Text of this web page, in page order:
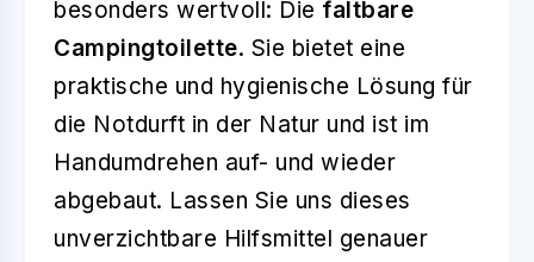
besonders wertvoll: Die faltbare
Campingtoilette. Sie bietet eine
praktische und hygienische Lösung für
die Notdurft in der Natur und ist im
Handumdrehen auf- und wieder
abgebaut. Lassen Sie uns dieses
unverzichtbare Hilfsmittel genauer